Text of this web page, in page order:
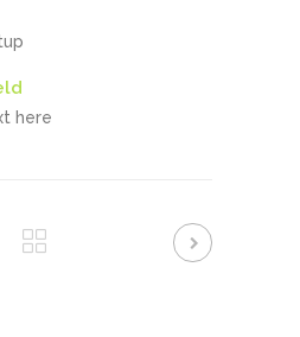
here